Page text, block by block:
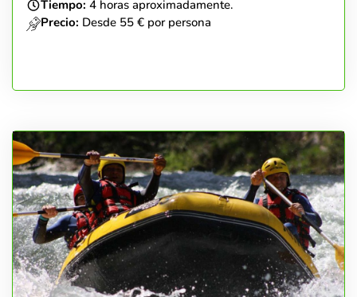
Tiempo: 4 horas aproximadamente.
Precio: Desde 55 € por persona